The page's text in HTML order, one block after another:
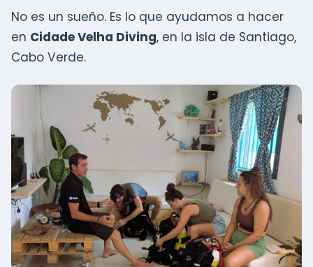
No es un sueño. Es lo que ayudamos a hacer
en Cidade Velha Diving, en la isla de Santiago,
Cabo Verde.